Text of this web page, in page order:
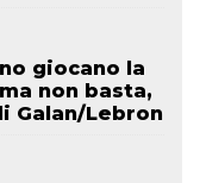
giocano la
non basta,
Galan/Lebron